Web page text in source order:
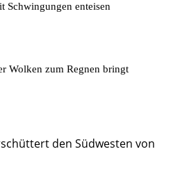
Schwingungen enteisen
Wolken zum Regnen bringt
den Südwesten von